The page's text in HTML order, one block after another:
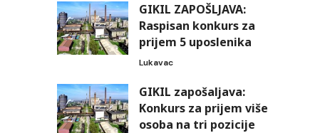
GIKIL ZAPOŠLJAVA:
Raspisan konkurs za
prijem 5 uposlenika
Lukavac
GIKIL zapošaljava:
Konkurs za prijem više
osoba na tri pozicije